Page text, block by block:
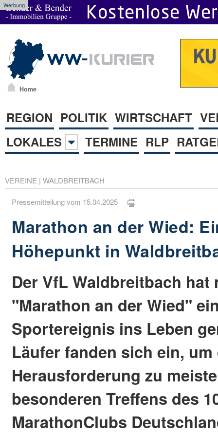
Werbung
Home
REGION POLITIK WIRTSCHAFT
LOKALES
TERMINE RLP
VEREINE | WALDBREITBACH
Pressemitteilung vom 15.04.2025
Marathon an der Wied:
Höhepunkt in
Der VfL Waldbreitbach hat
"Marathon an der Wied"
Sportereignis ins Leben
Läufer fanden sich ein, um
Herausforderung zu
besonderen Treffens des
MarathonClubs